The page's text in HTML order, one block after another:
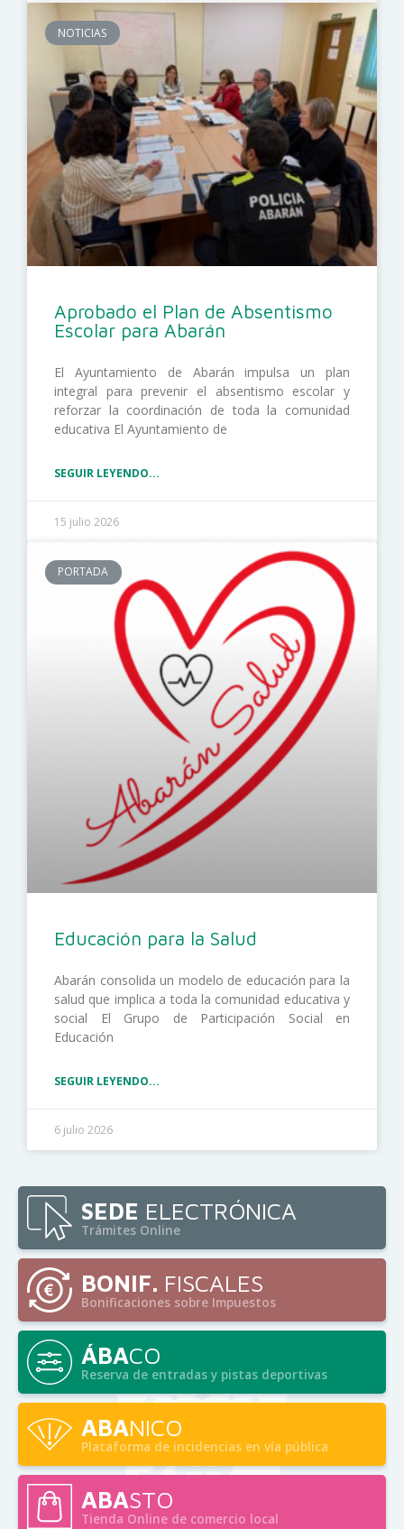
NOTICIAS
Aprobado el Plan de Absentismo
Escolar para Abarán
El Ayuntamiento de Abarán impulsa un plan
integral para prevenir el absentismo escolar y
reforzar la coordinación de toda la comunidad
educativa El Ayuntamiento de
SEGUIR LEYENDO...
15 julio 2026
PORTADA
Educación para la Salud
Abarán consolida un modelo de educación para la
salud que implica a toda la comunidad educativa y
social El Grupo de Participación Social en
Educación
SEGUIR LEYENDO...
6 julio 2026
SEDE ELECTRÓNICA
Trámites Online
BONIF. FISCALES
Bonificaciones sobre Impuestos
ÁBACO
Reserva de entradas y pistas deportivas
ABANICO
Plataforma de incidencias en vía pública
ABASTO
Tienda Online de comercio local